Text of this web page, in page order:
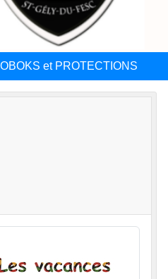
et PROTECTIONS